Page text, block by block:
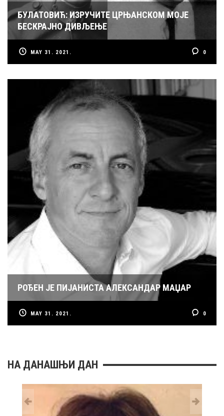
БУЛАТОВИЋ: ИЗРУЧИТЕ ЦРЊАНСКОМ МОЈЕ
БЕСКРАЈНО ДИВЉЕЊЕ
MAY 31. 2021. 0
РОЂЕН ЈЕ ПИЈАНИСТА АЛЕКСАНДАР МАЏАР
MAY 31. 2021. 0
НА ДАНАШЊИ ДАН